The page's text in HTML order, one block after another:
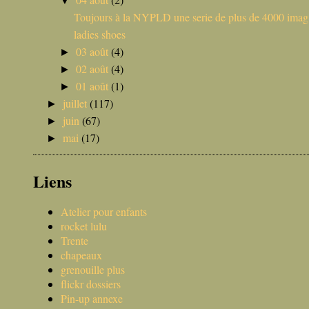
Toujours à la NYPLD une serie de plus de 4000
ladies shoes
►03 août(4)
►02 août(4)
►01 août(1)
► juillet(117)
► juin(67)
► mai(17)
Liens
Atelier pour enfants
rocket lulu
Trente
chapeaux
grenouille plus
flickr dossiers
Pin-up annexe